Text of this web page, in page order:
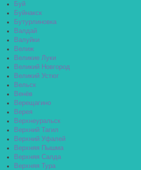
Буй
Буйнакск
Бутурлиновка
Валдай
Валуйки
Велиж
Великие Луки
Великий Новгород
Великий Устюг
Вельск
Венёв
Верещагино
Верея
Верхнеуральск
Верхний Тагил
Верхний Уфалей
Верхняя Пышма
Верхняя Салда
Верхняя Тура